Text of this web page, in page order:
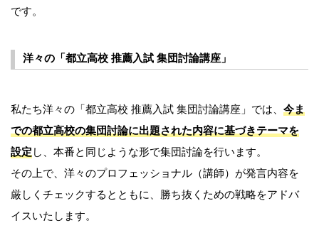
です。
洋々の「都立高校 推薦入試 集団討論講座」
私たち洋々の「都立高校 推薦入試 集団討論講座」では、 今ま
での都立高校の集団討論に出題された内容に基づきテーマを
設定 し、本番と同じような形で集団討論を行います。
その上で、洋々のプロフェッショナル（講師）が発言内容を
厳しくチェックするとともに、勝ち抜くための戦略をアドバ
イスいたします。